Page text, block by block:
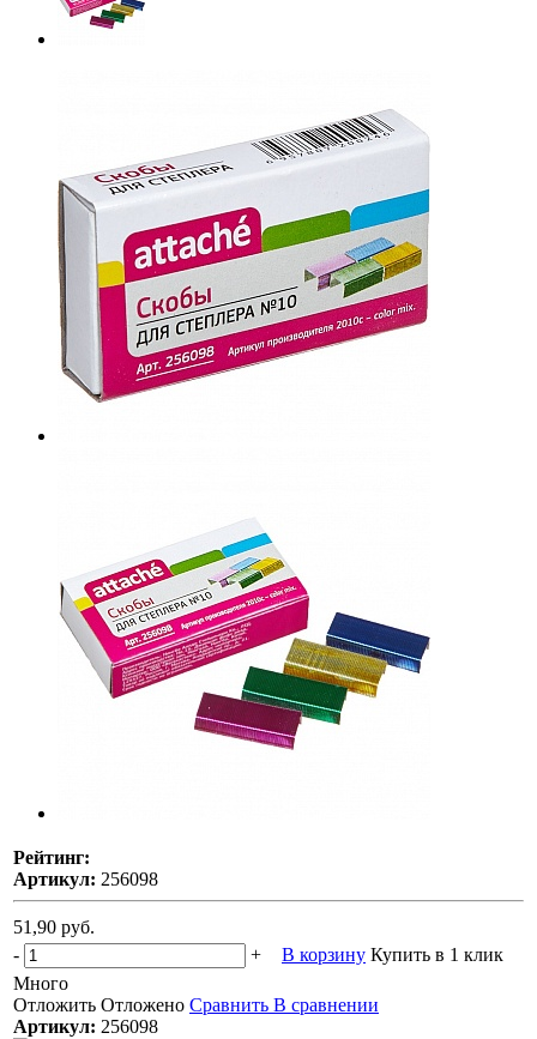
Рейтинг:
Артикул: 256098
51,90 руб.
-
+ В корзину Купить в 1 клик
Много
Отложить Отложено Сравнить В сравнении
Артикул: 256098